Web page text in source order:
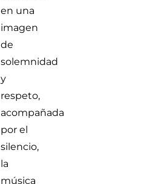
en una
imagen
de
solemnidad
y
respeto,
acompañada
por el
silencio,
la
música